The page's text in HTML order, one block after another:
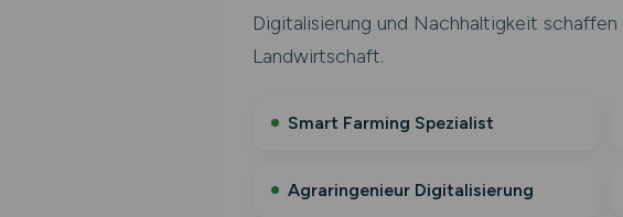
Digitalisierung und Nachhaltigkeit
Landwirtschaft.
Smart Farming Spezialist
Agraringenieur Digitalisierung